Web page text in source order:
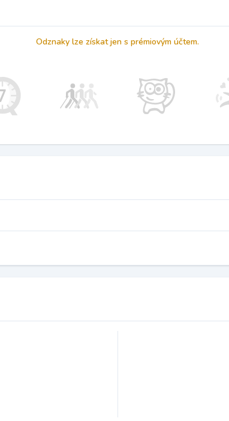
Odznaky lze získat jen s prémiovým účtem.